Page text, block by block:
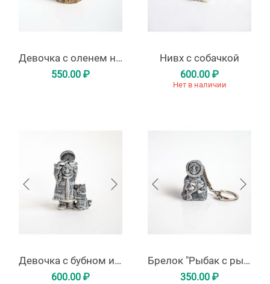
Девочка с оленем на пенёчке
550.00 ₽
Нивх с собачкой
600.00 ₽
Нет в наличии
Девочка с бубном и собачкой
600.00 ₽
Брелок "Рыбак с рыбой"
350.00 ₽